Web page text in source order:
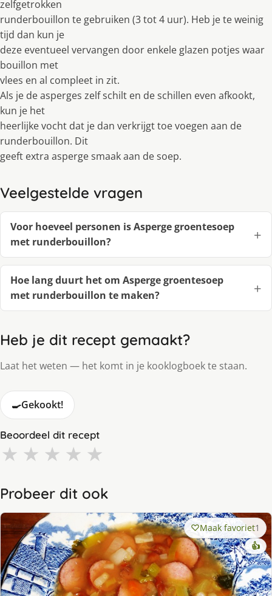
zelfgetrokken
runderbouillon te gebruiken (3 tot 4 uur). Heb je te weinig
tijd dan kun je
deze eventueel vervangen door enkele glazen potjes waar
bouillon met
vlees en al compleet in zit.
Als je de asperges zelf schilt en de schillen even afkookt,
kun je het
heerlijke vocht dat je dan verkrijgt toe voegen aan de
runderbouillon. Dit
geeft extra asperge smaak aan de soep.
Veelgestelde vragen
Voor hoeveel personen is Asperge groentesoep
met runderbouillon?
Hoe lang duurt het om Asperge groentesoep
met runderbouillon te maken?
Heb je dit recept gemaakt?
Laat het weten — het komt in je kooklogboek te staan.
🍳Gekookt!
Beoordeel dit recept
★ ★ ★ ★ ★
Probeer dit ook
Maak favoriet1
👍